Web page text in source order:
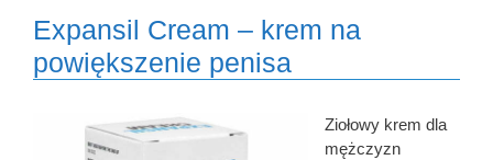
Expansil Cream – krem na
powiększenie penisa
Ziołowy krem dla
mężczyzn